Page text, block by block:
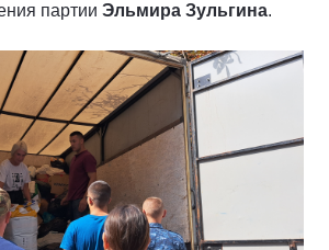
партии Эльмира Зульгина.